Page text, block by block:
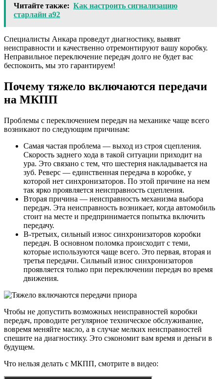
Читайте также: Как настроить сигнализацию
старлайн а92
Специалисты Анкара проведут диагностику, выявят
неисправности и качественно отремонтируют вашу коробку.
Неправильное переключение передач долго не будет вас
беспокоить, мы это гарантируем!
Почему тяжело включаются передачи
на МКПП
Проблемы с переключением передач на механике чаще всего
возникают по следующим причинам:
Самая частая проблема — выход из строя сцепления.
Скорость заднего хода в такой ситуации приходит на
ура. Это связано с тем, что шестерня накладывается на
зуб. Реверс — единственная передача в коробке, у
которой нет синхронизаторов. По этой причине на нем
так ярко проявляется неисправность сцепления.
Вторая причина — неисправность механизма выбора
передач. Эта неисправность возникает, когда автомобиль
стоит на месте и предпринимается попытка включить
передачу.
В-третьих, сильный износ синхронизаторов коробки
передач. В основном поломка происходит с теми,
которые используются чаще всего. Это первая, вторая и
третья передачи. Сильный износ синхронизаторов
проявляется только при переключении передач во время
движения.
Чтобы не допустить возможных неисправностей коробки
передач, проводите регулярное техническое обслуживание,
вовремя меняйте масло, а в случае мелких неисправностей
спешите на диагностику. Это сэкономит вам время и деньги в
будущем.
Что нельзя делать с МКПП, смотрите в видео: